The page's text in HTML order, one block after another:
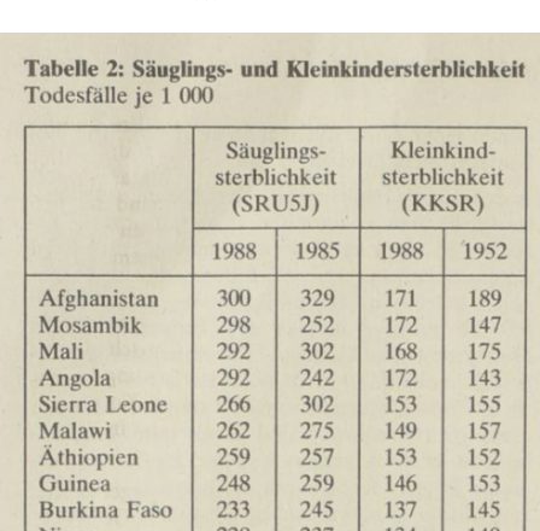
Lightbox
öffnen